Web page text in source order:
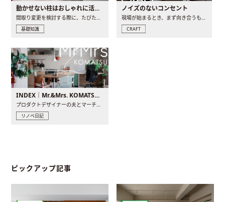
動かせない柱はおしゃれに活用！柱を魅せるリノベーション(リノベ)4選
間取り変更を検討する際に、たびたび皆さんの頭を悩ませる動か..
基礎知識
ノイズのないコンセント
現場が始まるとき、まず向き合うものの一つがコンセントです..
CRAFT
INDEX｜Mr.&Mrs. KOMATSU renovation diary
プロダクトデザイナーの夫とマーチャンダイザーの妻が、夫婦で..
リノベ日記
ピックアップ記事